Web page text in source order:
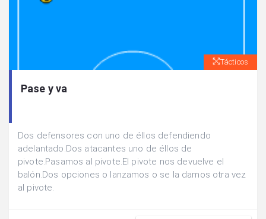
Tácticos
Pase y va
Dos defensores con uno de éllos defendiendo
adelantado.Dos atacantes uno de éllos de
pivote.Pasamos al pivote.El pivote nos devuelve el
balón.Dos opciones o lanzamos o se la damos otra vez
al pivote.